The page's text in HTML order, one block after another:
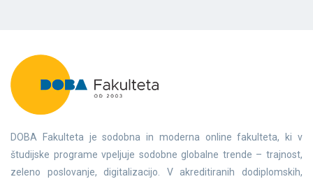
DOBA Fakulteta je sodobna in moderna online fakulteta, ki v
študijske programe vpeljuje sodobne globalne trende – trajnost,
zeleno poslovanje, digitalizacijo. V akreditiranih dodiplomskih,